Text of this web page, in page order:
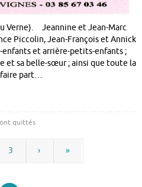
Verne). Jeannine et Jean-Marc
Piccolin, Jean-François et Annick
enfants et arrière-petits-enfants ;
et sa belle-sœur ; ainsi que toute la
faire part…
quittés
3 › »